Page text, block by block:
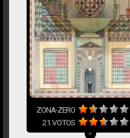
ZONA-ZERO
21 VOTOS
+